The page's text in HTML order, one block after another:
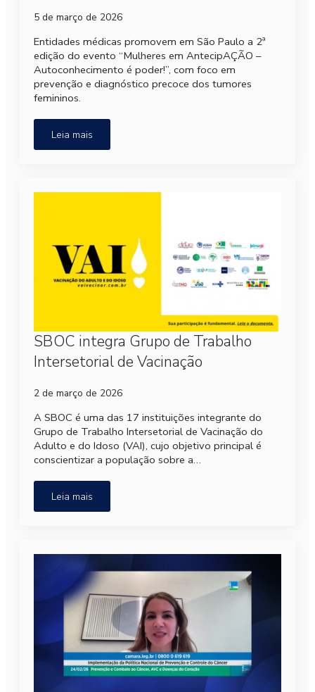
5 de março de 2026
Entidades médicas promovem em São Paulo a 2ª
edição do evento “Mulheres em AntecipAÇÃO –
Autoconhecimento é poder!”, com foco em
prevenção e diagnóstico precoce dos tumores
femininos.
Leia mais
SBOC integra Grupo de Trabalho
Intersetorial de Vacinação
2 de março de 2026
A SBOC é uma das 17 instituições integrante do
Grupo de Trabalho Intersetorial de Vacinação do
Adulto e do Idoso (VAI), cujo objetivo principal é
conscientizar a população sobre a…
Leia mais